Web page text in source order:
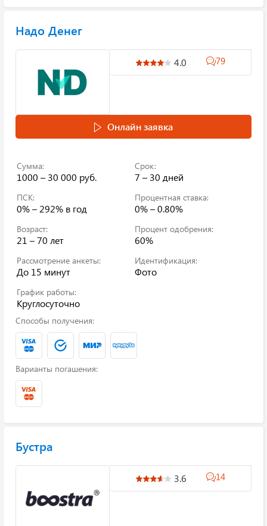
Надо Денег
4.0 79
Онлайн заявка
Сумма:
1000 – 30 000 руб.
Срок:
7 – 30 дней
ПСК:
0% – 292% в год
Процентная ставка:
0% – 0.80%
Возраст:
21 – 70 лет
Процент одобрения:
60%
Рассмотрение анкеты:
До 15 минут
Идентификация:
Фото
График работы:
Круглосуточно
Способы получения:
Варианты погашения:
Бустра
3.6 14